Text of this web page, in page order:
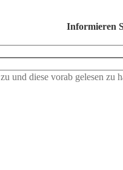
Informieren
zu und diese vorab gelesen zu